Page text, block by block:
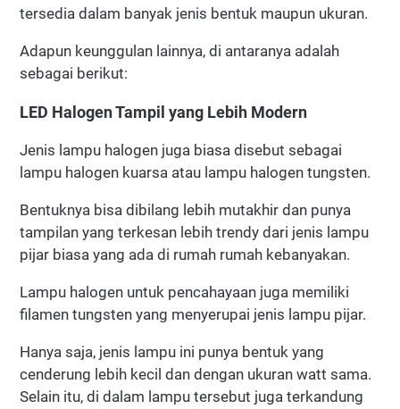
tersedia dalam banyak jenis bentuk maupun ukuran.
Adapun keunggulan lainnya, di antaranya adalah
sebagai berikut:
LED Halogen Tampil yang Lebih Modern
Jenis lampu halogen juga biasa disebut sebagai
lampu halogen kuarsa atau lampu halogen tungsten.
Bentuknya bisa dibilang lebih mutakhir dan punya
tampilan yang terkesan lebih trendy dari jenis lampu
pijar biasa yang ada di rumah rumah kebanyakan.
Lampu halogen untuk pencahayaan juga memiliki
filamen tungsten yang menyerupai jenis lampu pijar.
Hanya saja, jenis lampu ini punya bentuk yang
cenderung lebih kecil dan dengan ukuran watt sama.
Selain itu, di dalam lampu tersebut juga terkandung